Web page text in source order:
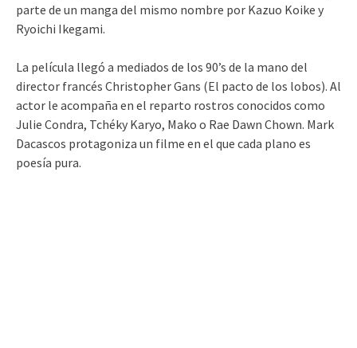
parte de un manga del mismo nombre por Kazuo Koike y
Ryoichi Ikegami.
La película llegó a mediados de los 90’s de la mano del
director francés Christopher Gans (El pacto de los lobos). Al
actor le acompaña en el reparto rostros conocidos como
Julie Condra, Tchéky Karyo, Mako o Rae Dawn Chown. Mark
Dacascos protagoniza un filme en el que cada plano es
poesía pura.